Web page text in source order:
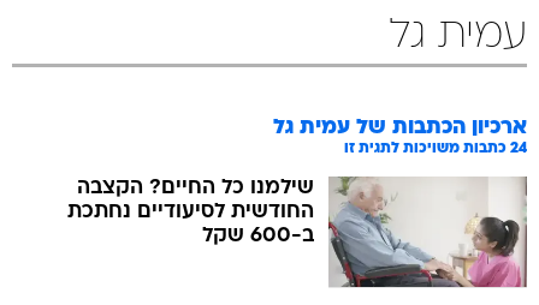
עמית גל
ארכיון הכתבות של עמית גל
24 כתבות משויכות לתגית זו
שילמנו כל החיים? הקצבה
החודשית לסיעודיים נחתכת
ב-600 שקל